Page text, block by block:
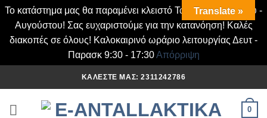
Το κατάστημα μας θα παραμένει κλειστό Τα Σάββατα Ιουλίου -
Αυγούστου! Σας ευχαριστούμε για την κατανόηση! Καλές
διακοπές σε όλους! Καλοκαιρινό ωράριο λειτουργίας Δευτ -
Παρασκ 9:30 - 17:30Απόρριψη
στο
περιεχόμενο
ΚΑΛΈΣΤΕ ΜΑΣ: 2311242786
0
Translate »